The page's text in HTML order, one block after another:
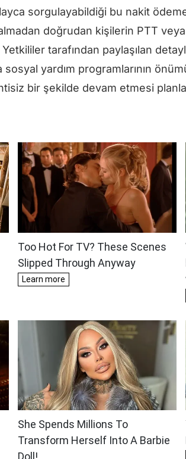
sorgulayabildiği bu nakit
doğrudan kişilerin PTT veya
Yetkililer tarafından paylaşılan
yardım programlarının
bir şekilde devam etmesi